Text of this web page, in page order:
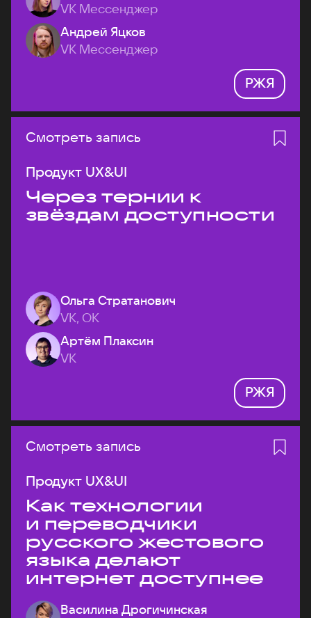
VK Мессенджер
Андрей Яцков
VK Мессенджер
РЖЯ
Смотреть запись
Продукт UX&UI
Через тернии к
звёздам доступности
Ольга Стратанович
VK, ОК
Артём Плаксин
VK
РЖЯ
Смотреть запись
Продукт UX&UI
Как технологии
и переводчики
русского жестового
языка делают
интернет доступнее
Василина Дрогичинская